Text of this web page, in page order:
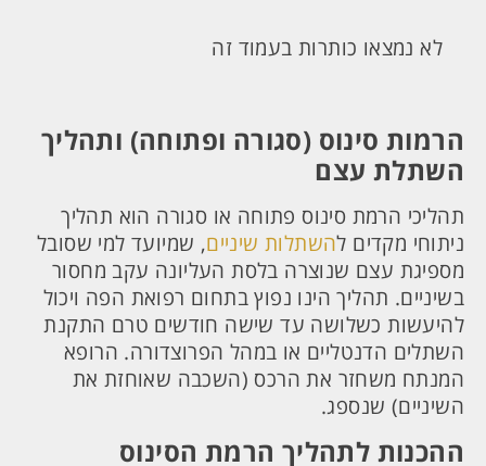
לא נמצאו כותרות בעמוד זה
הרמות סינוס (סגורה ופתוחה) ותהליך
השתלת עצם
תהליכי הרמת סינוס פתוחה או סגורה הוא תהליך
ניתוחי מקדים להשתלות שיניים, שמיועד למי שסובל
מספיגת עצם שנוצרה בלסת העליונה עקב מחסור
בשיניים. תהליך הינו נפוץ בתחום רפואת הפה ויכול
להיעשות כשלושה עד שישה חודשים טרם התקנת
השתלים הדנטליים או במהל הפרוצדורה. הרופא
המנתח משחזר את הרכס (השכבה שאוחזת את
השיניים) שנספג.
ההכנות לתהליך הרמת הסינוס